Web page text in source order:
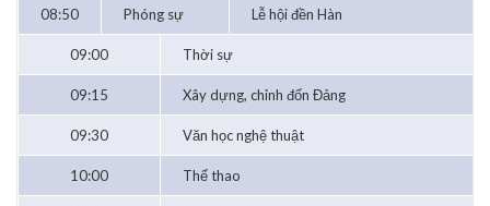
08:50 Phóng sự Lễ hội đền Hàn
09:00 Thời sự
09:15 Xây dựng, chỉnh đốn Đảng
09:30 Văn học nghệ thuật
10:00 Thể thao